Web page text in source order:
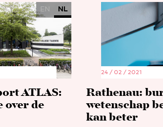
EN NL
ATLAS:
over de
24 / 02 / 2021
Rathenau:
wetenschap
kan beter